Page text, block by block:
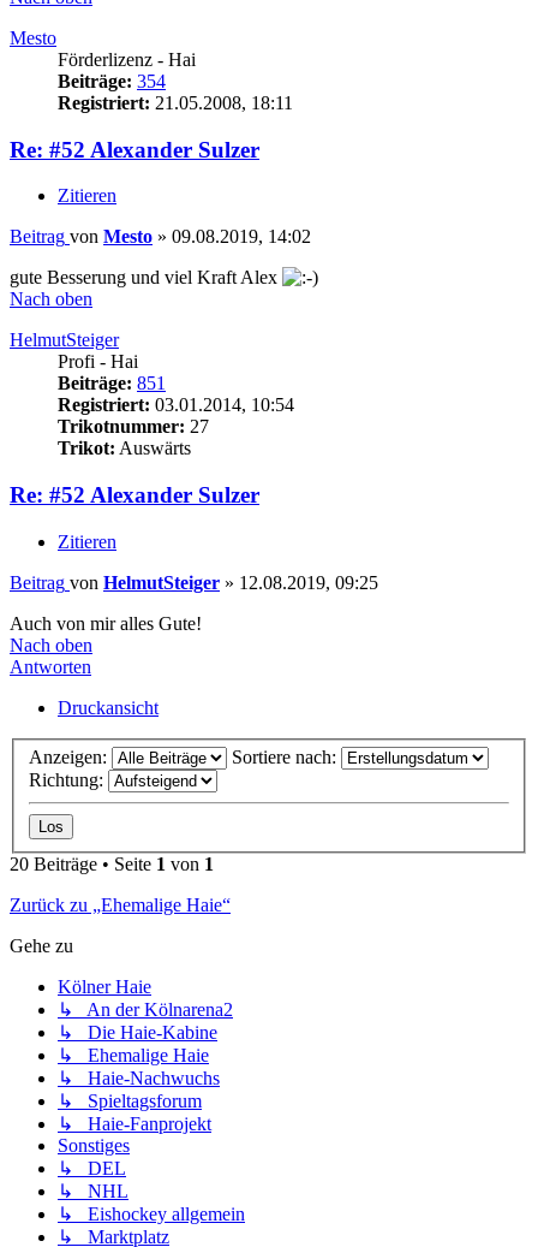
Mesto
Förderlizenz - Hai
Beiträge: 354
Registriert: 21.05.2008, 18:11
Re: #52 Alexander Sulzer
Zitieren
Beitrag von Mesto » 09.08.2019, 14:02
gute Besserung und viel Kraft Alex
Nach oben
HelmutSteiger
Profi - Hai
Beiträge: 851
Registriert: 03.01.2014, 10:54
Trikotnummer: 27
Trikot: Auswärts
Re: #52 Alexander Sulzer
Zitieren
Beitrag von HelmutSteiger » 12.08.2019, 09:25
Auch von mir alles Gute!
Nach oben
Antworten
Druckansicht
Anzeigen:
Sortiere nach:
Richtung:
20 Beiträge • Seite 1 von 1
Zurück zu „Ehemalige Haie“
Gehe zu
Kölner Haie
↳ An der Kölnarena2
↳ Die Haie-Kabine
↳ Ehemalige Haie
↳ Haie-Nachwuchs
↳ Spieltagsforum
↳ Haie-Fanprojekt
Sonstiges
↳ DEL
↳ NHL
↳ Eishockey allgemein
↳ Marktplatz